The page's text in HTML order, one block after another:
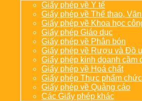
Giấy phép về Y tế
Giấy phép về Thể thao,
Giấy phép về Khoa học
Giấy phép Giáo dục
Giấy phép về Phân bón
Giấy phép về Rượu và Đồ
Giấy phép kinh doanh cầm
Giấy phép về Hoá chất
Giấy phép Thực phẩm
Giấy phép về Quảng cáo
Các Giấy phép khác